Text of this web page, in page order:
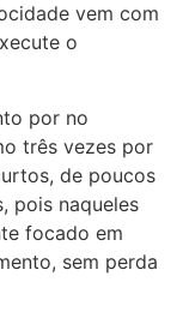
vem com
o
por no
três vezes por
de poucos
pois naqueles
focado em
sem perda